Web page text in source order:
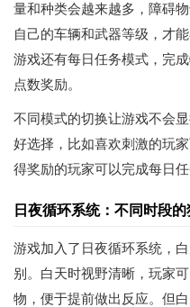
量和种类会越来越多，障碍
自己的车辆和武器等级，才
游戏还有每日任务模式，完
点数奖励。
不同模式的切换让游戏不会
好选择，比如喜欢刺激的玩
得奖励的玩家可以完成每日任
日夜循环系统：不同时段
游戏加入了日夜循环系统，
别。白天时视野清晰，玩家
物，便于提前做出反应。但